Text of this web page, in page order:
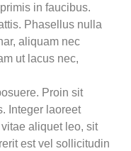
in faucibus.
Phasellus nulla
aliquam nec
ut lacus nec,
Proin sit
Integer laoreet
aliquet leo, sit
est vel sollicitudin